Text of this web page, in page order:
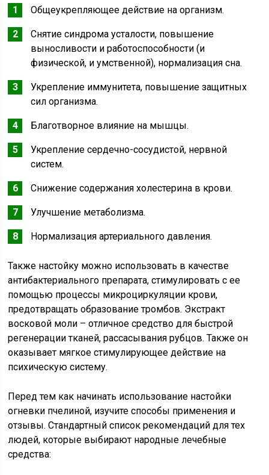
Общеукрепляющее действие на организм.
Снятие синдрома усталости, повышение
выносливости и работоспособности (и
физической, и умственной), нормализация сна.
Укрепление иммунитета, повышение защитных
сил организма.
Благотворное влияние на мышцы.
Укрепление сердечно-сосудистой, нервной
систем.
Снижение содержания холестерина в крови.
Улучшение метаболизма.
Нормализация артериального давления.
Также настойку можно использовать в качестве
антибактериального препарата, стимулировать с ее
помощью процессы микроциркуляции крови,
предотвращать образование тромбов. Экстракт
восковой моли – отличное средство для быстрой
регенерации тканей, рассасывания рубцов. Также он
оказывает мягкое стимулирующее действие на
психическую систему.
Перед тем как начинать использование настойки
огневки пчелиной, изучите способы применения и
отзывы. Стандартный список рекомендаций для тех
людей, которые выбирают народные лечебные
средства: